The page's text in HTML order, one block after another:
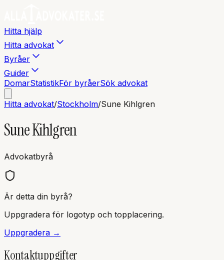
Hitta hjälp
Hitta advokat
Byråer
Guider
DomarStatistikFör byråerSök advokat
Hitta advokat/Stockholm/Sune Kihlgren
Sune Kihlgren
Advokatbyrå
Är detta din byrå?
Uppgradera för logotyp och topplacering.
Uppgradera →
Kontaktuppgifter